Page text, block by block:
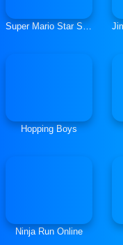
Super Mario Star Scramble 3
Hopping Boys
Ninja Run Online